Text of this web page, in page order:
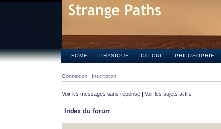
HOME PHYSIQUE CALCUL PHILOSOPHIE
Connexion Inscription
Voir les messages sans réponse | Voir les sujets actifs
Index du forum